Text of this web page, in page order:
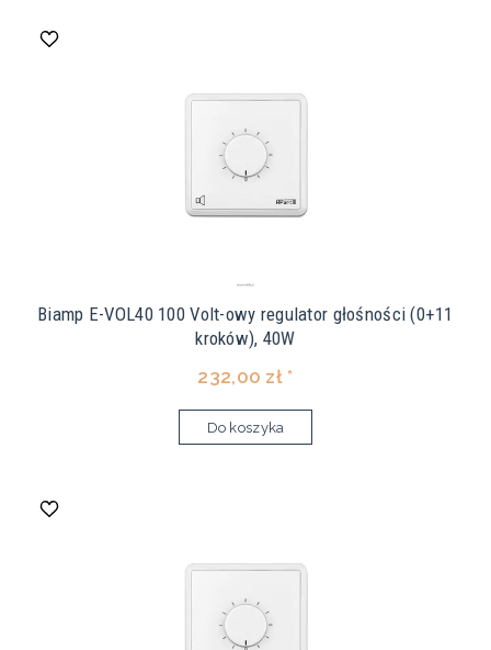
Biamp E-VOL40 100 Volt-owy regulator głośności (0+11
kroków), 40W
232,00 zł *
Do koszyka